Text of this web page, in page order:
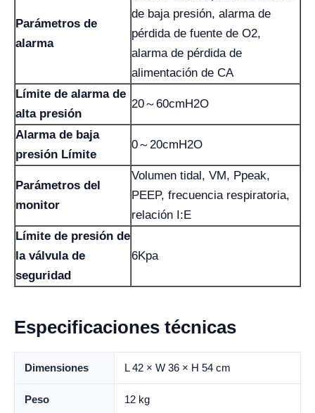
Parámetros de
alarma
de baja presión, alarma de
pérdida de fuente de O2,
alarma de pérdida de
alimentación de CA
Límite de alarma de
alta presión
20～60cmH2O
Alarma de baja
presión Límite
0～20cmH2O
Parámetros del
monitor
Volumen tidal, VM, Ppeak,
PEEP, frecuencia respiratoria,
relación I:E
Límite de presión de
la válvula de
seguridad
6Kpa
Especificaciones técnicas
Dimensiones L 42 × W 36 × H 54 cm
Peso 12 kg